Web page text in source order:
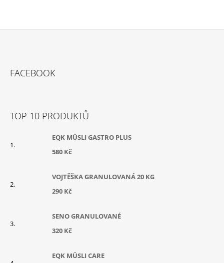
FACEBOOK
TOP 10 PRODUKTŮ
EQK MÜSLI GASTRO PLUS
580 Kč
VOJTĚŠKA GRANULOVANÁ 20 KG
290 Kč
SENO GRANULOVANÉ
320 Kč
EQK MÜSLI CARE